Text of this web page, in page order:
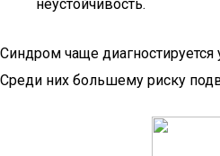
неустойчивость.
Синдром чаще
Среди них большему риску